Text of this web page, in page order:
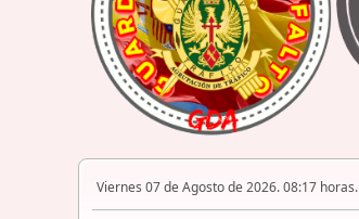
Viernes 07 de Agosto de 2026. 08:17 horas.